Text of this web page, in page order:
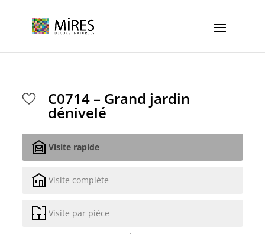
C0714 – Grand jardin
dénivelé
Visite rapide
Visite complète
Visite par pièce